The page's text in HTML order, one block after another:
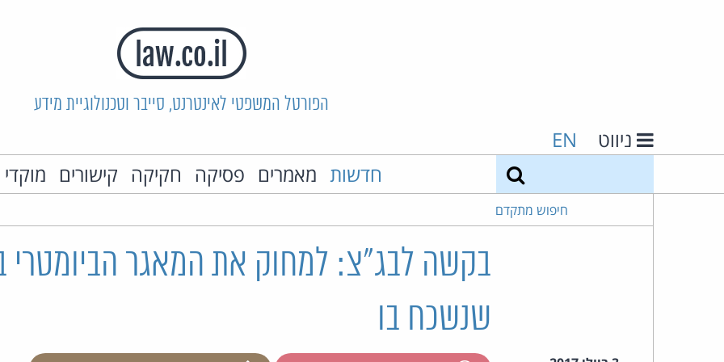
הפורטל המשפטי לאינטרנט, סייבר וטכנולוגיית מידע
ניווט EN
חדשות מאמרים פסיקה חקיקה קישורים
חיפוש מתקדם
בקשה לבג"צ: למחוק את המאגר הביומטרי
שנשכח בו